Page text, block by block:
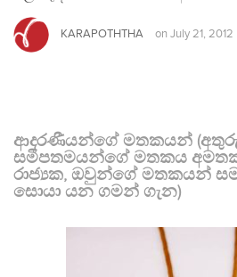
KARAPOTHTHA on July 21, 2012
ආදරණීයන්ගේ මතකයන්
සමීපතමයන්ගේ මතකය
රාජ්‍යක, ඔවුන්ගේ මතකයන්
සොයා යන ගමන් ගැන)